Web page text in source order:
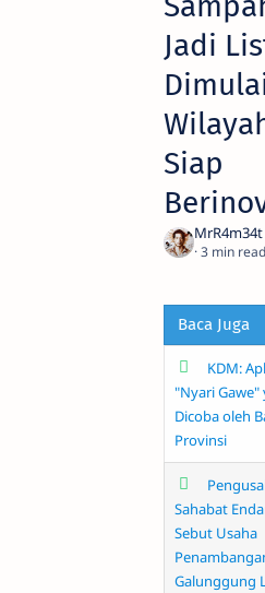
Jadi
Siap
3
Baca Juga
KDM:
"Nyari Gawe"
Dicoba oleh
Provinsi
Sahabat
Sebut Usaha
Galunggung